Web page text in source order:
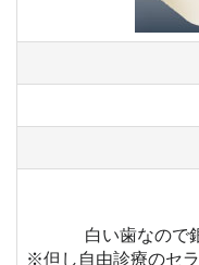
白い歯なので
※但し自由診療のセ